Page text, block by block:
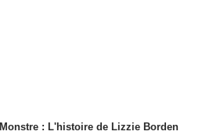
Monstre : L'histoire de Lizzie Borden